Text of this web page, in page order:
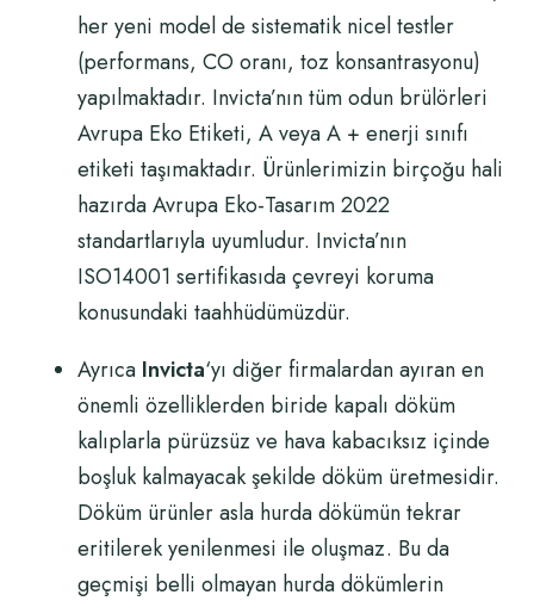
her yeni model de sistematik nicel testler
(performans, CO oranı, toz konsantrasyonu)
yapılmaktadır. Invicta’nın tüm odun brülörleri
Avrupa Eko Etiketi, A veya A + enerji sınıfı
etiketi taşımaktadır. Ürünlerimizin birçoğu hali
hazırda Avrupa Eko-Tasarım 2022
standartlarıyla uyumludur. Invicta’nın
ISO14001 sertifikasıda çevreyi koruma
konusundaki taahhüdümüzdür.
Ayrıca Invicta‘yı diğer firmalardan ayıran en
önemli özelliklerden biride kapalı döküm
kalıplarla pürüzsüz ve hava kabacıksız içinde
boşluk kalmayacak şekilde döküm üretmesidir.
Döküm ürünler asla hurda dökümün tekrar
eritilerek yenilenmesi ile oluşmaz. Bu da
geçmişi belli olmayan hurda dökümlerin